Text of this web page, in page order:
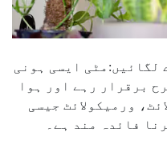
لگائیں:مٹی ایسی ہونی
برقرار رہے اور ہوا
ورمیکولائٹ جیسی
فائدہ مند ہے۔